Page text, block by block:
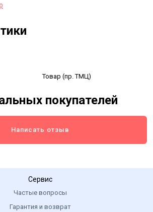
горчицу осенью, после уборки
высоты на 15-20 см. В
по тел. 263-10-90
Товар (пр. ТМЦ)
покупателей
Написать отзыв
Сервис
Частые вопросы
Гарантия и возврат